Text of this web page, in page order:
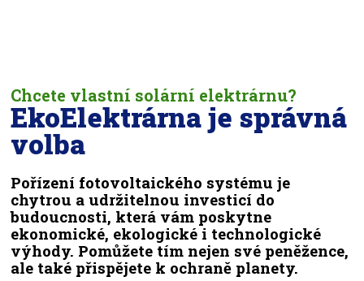
Chcete vlastní solární elektrárnu?
EkoElektrárna je správná
volba
Pořízení fotovoltaického systému je
chytrou a udržitelnou investicí do
budoucnosti, která vám poskytne
ekonomické, ekologické i technologické
výhody. Pomůžete tím nejen své peněžence,
ale také přispějete k ochraně planety.